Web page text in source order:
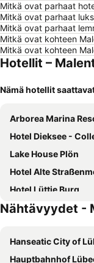
Mitkä ovat parhaat
Mitkä ovat parhaat
Mitkä ovat parhaat
Mitkä ovat kohteen
Mitkä ovat kohteen
Hotellit –
Nämä hotellit
Arborea Marina Resort
Hotel Dieksee -
Lake House Plön
Hotel Alte
Hotel Lüttje Burg
Hotel Diana Garni
Hotel Holsteinische
Landgasthof Kasch
Nähtävyydet -
Hanseatic City of
Hauptbahnhof